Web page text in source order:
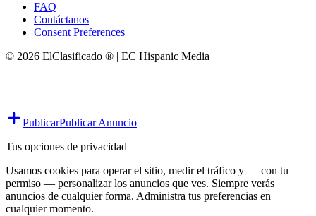
FAQ
Contáctanos
Consent Preferences
© 2026 ElClasificado ® | EC Hispanic Media
PublicarPublicar Anuncio
Tus opciones de privacidad
Usamos cookies para operar el sitio, medir el tráfico y — con tu
permiso — personalizar los anuncios que ves. Siempre verás
anuncios de cualquier forma. Administra tus preferencias en
cualquier momento.